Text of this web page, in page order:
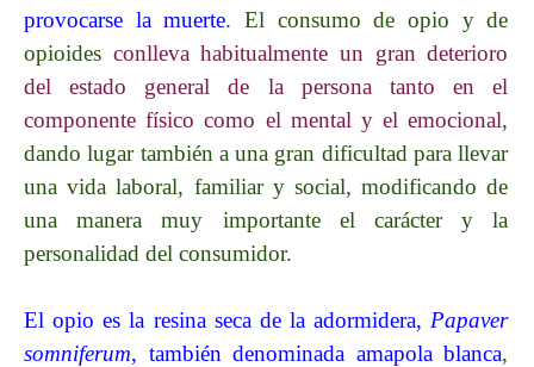
provocarse la muerte. El consumo de opio y de
opioides conlleva habitualmente un gran deterioro
del estado general de la persona tanto en el
componente físico como el mental y el emocional,
dando lugar también a una gran dificultad para llevar
una vida laboral, familiar y social, modificando de
una manera muy importante el carácter y la
personalidad del consumidor.
El opio es la resina seca de la adormidera, Papaver
somniferum, también denominada amapola blanca,